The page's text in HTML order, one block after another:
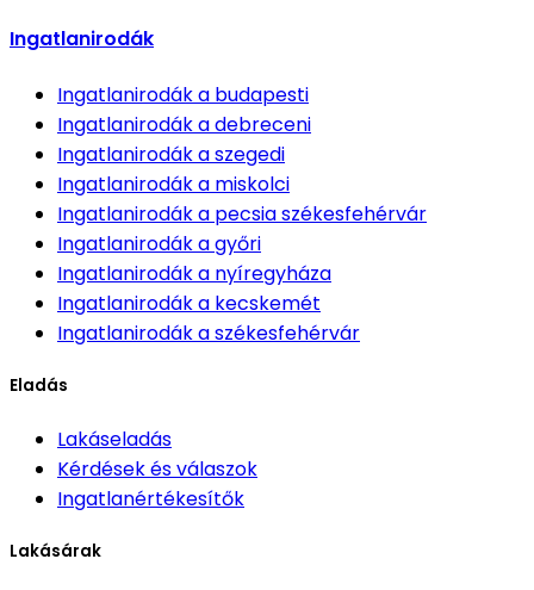
Ingatlanirodák
Ingatlanirodáka budapesti
Ingatlanirodáka debreceni
Ingatlanirodáka szegedi
Ingatlanirodáka miskolci
Ingatlanirodáka pecsia székesfehérvár
Ingatlanirodáka győri
Ingatlanirodáka nyíregyháza
Ingatlanirodáka kecskemét
Ingatlanirodáka székesfehérvár
Eladás
Lakáseladás
Kérdések és válaszok
Ingatlanértékesítők
Lakásárak